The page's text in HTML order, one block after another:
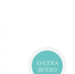
КНОПКА
ЗВ'ЯЗКУ